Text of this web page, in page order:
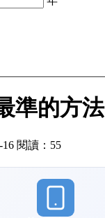
準的方法
閱讀：55